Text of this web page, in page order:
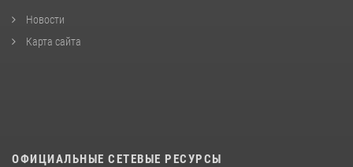
Новости
Карта сайта
ОФИЦИАЛЬНЫЕ СЕТЕВЫЕ РЕСУРСЫ